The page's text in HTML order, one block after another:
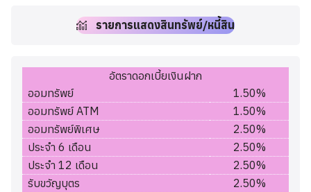
รายการแสดงสินทรัพย์/หนี้สิน
อัตราดอกเบี้ยเงินฝาก
ออมทรัพย์
1.50%
ออมทรัพย์ ATM
1.50%
ออมทรัพย์พิเศษ
2.50%
ประจำ 6 เดือน
2.50%
ประจำ 12 เดือน
2.50%
รับขวัญบุตร
2.50%